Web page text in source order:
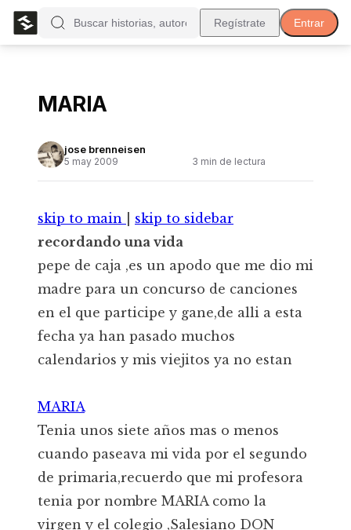
Regístrate Entrar
MARIA
jose brenneisen
5 may 2009 3 min de lectura
skip to main
skip to sidebar
recordando una vida
pepe de caja ,es un apodo que me dio mi
madre para un concurso de canciones
en el que participe y gane,de alli a esta
fecha ya han pasado muchos
calendarios y mis viejitos ya no estan
MARIA
Tenia unos siete años mas o menos
cuando paseava mi vida por el segundo
de primaria,recuerdo que mi profesora
tenia por nombre MARIA como la
virgen y el colegio ,Salesiano DON